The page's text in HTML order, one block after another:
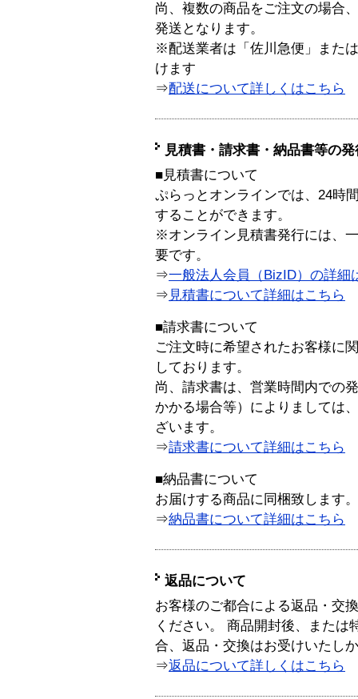
尚、複数の商品をご注文の場合
発送となります。
※配送業者は「佐川急便」また
けます
⇒配送について詳しくはこちら
見積書・請求書・納品書等の
■見積書について
ぷらっとオンラインでは、24時
することができます。
※オンライン見積書発行には、
要です。
⇒一般法人会員（BizID）の詳細
⇒ 見積書について詳細はこちら
■請求書について
ご注文時に希望されたお客様に
しております。
尚、請求書は、営業時間内での
かかる場合等）によりましては
ざいます。
⇒請求書について詳細はこちら
■納品書について
お届けする商品に同梱致します。
⇒納品書について詳細はこちら
返品について
お客様のご都合による返品・交
ください。 商品開封後、または
合、返品・交換はお受けいたし
⇒返品について詳しくはこちら